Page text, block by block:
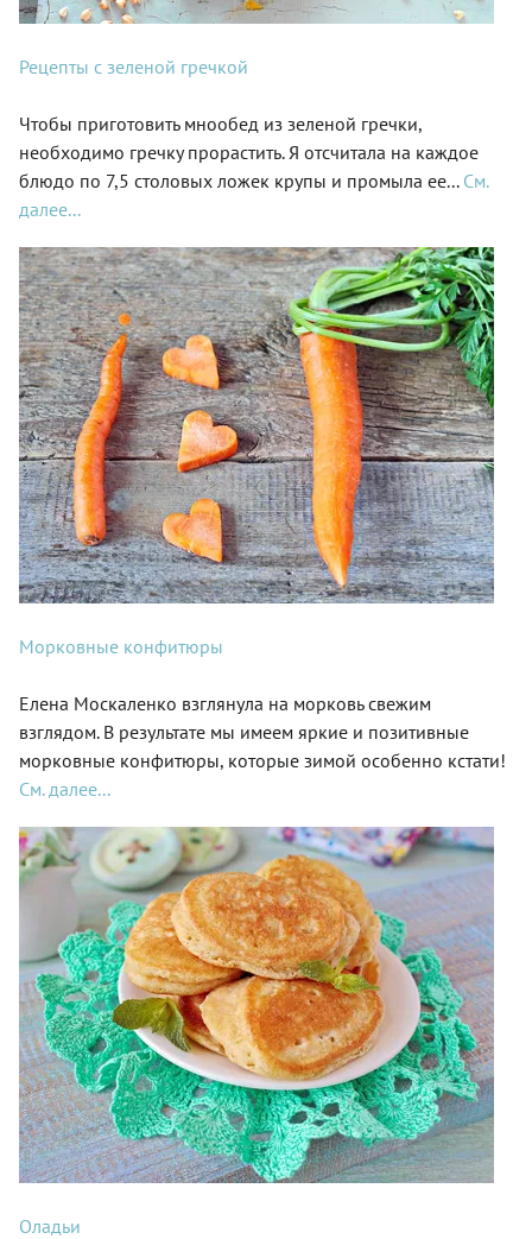
Рецепты с зеленой гречкой
Чтобы приготовить мнообед из зеленой гречки,
необходимо гречку прорастить. Я отсчитала на каждое
блюдо по 7,5 столовых ложек крупы и промыла ее... См.
далее...
Морковные конфитюры
Елена Москаленко взглянула на морковь свежим
взглядом. В результате мы имеем яркие и позитивные
морковные конфитюры, которые зимой особенно кстати!
См. далее...
Оладьи